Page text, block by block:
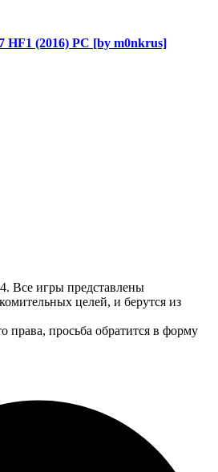
HF1 (2016) PC [by m0nkrus]
Все игры представлены
целей, и берутся из
права, просьба обратится в форму